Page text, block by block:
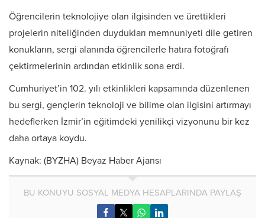
Öğrencilerin teknolojiye olan ilgisinden ve ürettikleri
projelerin niteliğinden duydukları memnuniyeti dile getiren
konukların, sergi alanında öğrencilerle hatıra fotoğrafı
çektirmelerinin ardından etkinlik sona erdi.
Cumhuriyet’in 102. yılı etkinlikleri kapsamında düzenlenen
bu sergi, gençlerin teknoloji ve bilime olan ilgisini artırmayı
hedeflerken İzmir’in eğitimdeki yenilikçi vizyonunu bir kez
daha ortaya koydu.
Kaynak: (BYZHA) Beyaz Haber Ajansı
BU KONUYU SOSYAL MEDYA HESAPLARINDA PAYLAŞ